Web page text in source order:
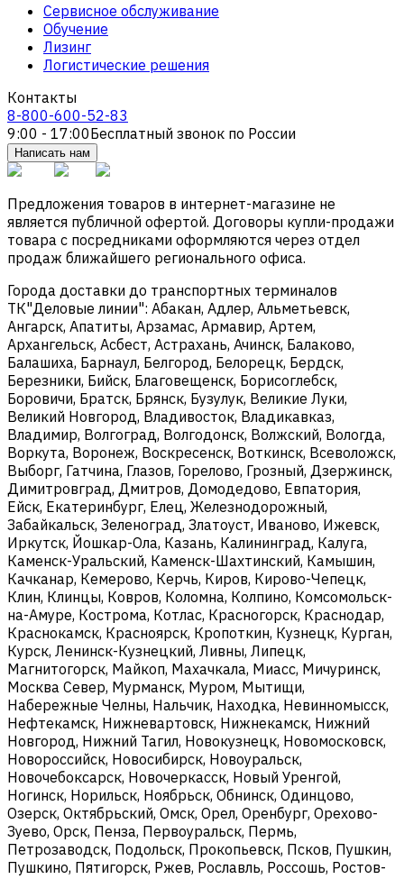
Сервисное обслуживание
Обучение
Лизинг
Логистические решения
Контакты
8-800-600-52-83
9:00 - 17:00Бесплатный звонок по России
Написать нам
Предложения товаров в интернет-магазине не
является публичной офертой. Договоры купли-продажи
товара с посредниками оформляются через отдел
продаж ближайшего регионального офиса.
Города доставки до транспортных терминалов
ТК"Деловые линии": Абакан, Адлер, Альметьевск,
Ангарск, Апатиты, Арзамас, Армавир, Артем,
Архангельск, Асбест, Астрахань, Ачинск, Балаково,
Балашиха, Барнаул, Белгород, Белорецк, Бердск,
Березники, Бийск, Благовещенск, Борисоглебск,
Боровичи, Братск, Брянск, Бузулук, Великие Луки,
Великий Новгород, Владивосток, Владикавказ,
Владимир, Волгоград, Волгодонск, Волжский, Вологда,
Воркута, Воронеж, Воскресенск, Воткинск, Всеволожск,
Выборг, Гатчина, Глазов, Горелово, Грозный, Дзержинск,
Димитровград, Дмитров, Домодедово, Евпатория,
Ейск, Екатеринбург, Елец, Железнодорожный,
Забайкальск, Зеленоград, Златоуст, Иваново, Ижевск,
Иркутск, Йошкар-Ола, Казань, Калининград, Калуга,
Каменск-Уральский, Каменск-Шахтинский, Камышин,
Качканар, Кемерово, Керчь, Киров, Кирово-Чепецк,
Клин, Клинцы, Ковров, Коломна, Колпино, Комсомольск-
на-Амуре, Кострома, Котлас, Красногорск, Краснодар,
Краснокамск, Красноярск, Кропоткин, Кузнецк, Курган,
Курск, Ленинск-Кузнецкий, Ливны, Липецк,
Магнитогорск, Майкоп, Махачкала, Миасс, Мичуринск,
Москва Север, Мурманск, Муром, Мытищи,
Набережные Челны, Нальчик, Находка, Невинномысск,
Нефтекамск, Нижневартовск, Нижнекамск, Нижний
Новгород, Нижний Тагил, Новокузнецк, Новомосковск,
Новороссийск, Новосибирск, Новоуральск,
Новочебоксарск, Новочеркасск, Новый Уренгой,
Ногинск, Норильск, Ноябрьск, Обнинск, Одинцово,
Озерск, Октябрьский, Омск, Орел, Оренбург, Орехово-
Зуево, Орск, Пенза, Первоуральск, Пермь,
Петрозаводск, Подольск, Прокопьевск, Псков, Пушкин,
Пушкино, Пятигорск, Ржев, Рославль, Россошь, Ростов-